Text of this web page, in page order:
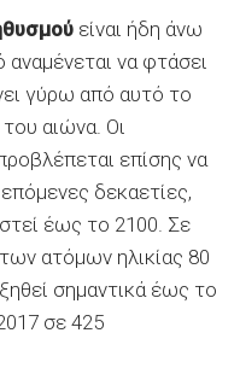
είναι ήδη άνω
να φτάσει
γύρω από αυτό το
αιώνα. Οι
επίσης να
δεκαετίες,
έως το 2100. Σε
ατόμων ηλικίας 80
σημαντικά έως το
σε 425